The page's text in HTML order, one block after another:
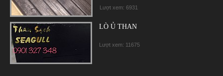
Lượt xem: 6931
LÒ Ủ THAN
Lượt xem: 11675